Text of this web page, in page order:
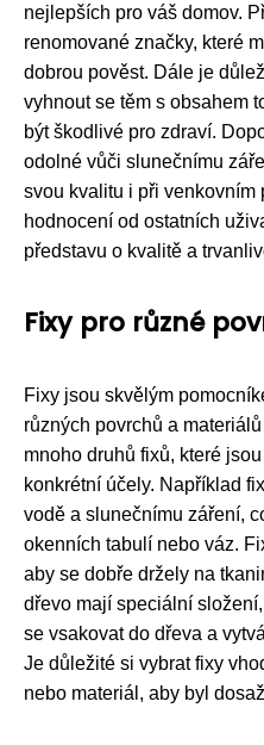
nejlepších pro váš domov.
renomované značky, které
dobrou pověst. Dále je
vyhnout se těm s obsahem
být škodlivé pro zdraví.
odolné vůči slunečnímu
svou kvalitu i při venkovním
hodnocení od ostatních
představu o kvalitě a
Fixy pro různé
Fixy jsou skvělým
různých povrchů a
mnoho druhů fixů, které
konkrétní účely. Například
vodě a slunečnímu záření,
okenních tabulí nebo váz.
aby se dobře držely na
dřevo mají speciální
se vsakovat do dřeva a
Je důležité si vybrat fixy
nebo materiál, aby byl